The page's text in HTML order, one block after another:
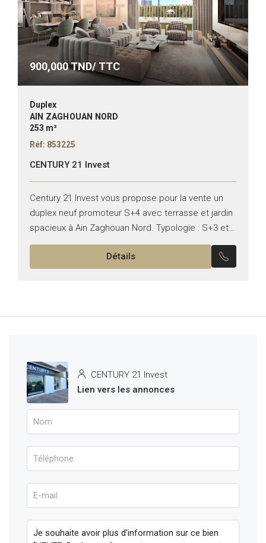
900,000TND/ TTC
Duplex
AIN ZAGHOUAN NORD
253 m²
Réf: 853225
CENTURY 21 Invest
Century 21 Invest vous propose pour la vente un
duplex neuf promoteur S+4 avec terrasse et jardin
spacieux à Ain Zaghouan Nord. Typologie : S+3 et
une chambre de service Superficie étages : 253...
Détails
CENTURY 21 Invest
Lien vers les annonces